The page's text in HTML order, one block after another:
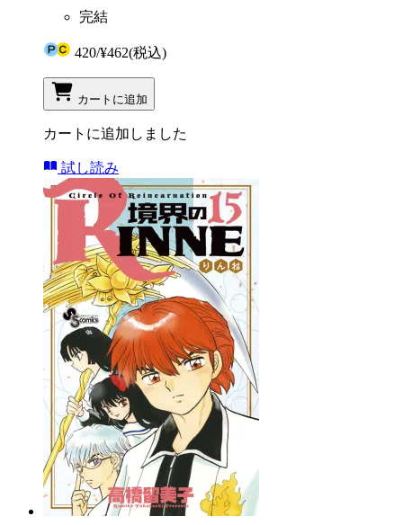
完結
420/¥462(税込)
カートに追加
カートに追加しました
試し読み